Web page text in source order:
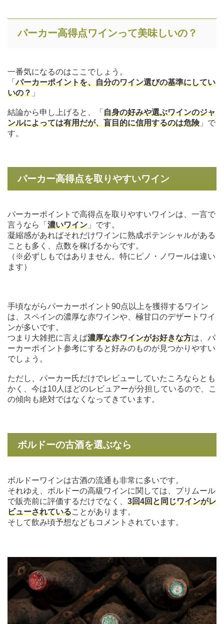
パーカー高得点ワインって美味しいの？
一番気になるのはここでしょう。
「パーカーポイントを、自分のワイン選びの基準にしてい
いの？ 」
結論から申し上げると、「 自身の好みや選ぶワインのジャ
ンルによっては有用だが、盲目的に信用するのは危険」で
す。
パーカー高得点を取りやすいワイン
パーカーポイントで高得点を取りやすいワインは、一言で
言うなら「 濃いワイン 」です。
凝縮感があればそれだけワインに熟成ポテンシャルがある
ことも多く、点数を稼げるからです。
（※必ずしもではありません。特にピノ・ノワールは違い
ます）
手頃ながらパーカーポイント90点以上を獲得するワイン
は、スペインの濃厚な赤ワインや、極甘口のデザートワイ
ンが多いです。
つまり大雑把に言えば濃厚な赤ワインがお好きな方は、パ
ーカーポイント参考にすると好みのものが見つかりやすい
でしょう。
ただし、パーカー氏だけでレビューしていたころならとも
かく、今は10人ほどのレビュアーが分担しているので、こ
の傾向も絶対ではなくなってきています。
ボルドーの古酒を選ぶなら
ボルドーワインは古酒の流通も非常に多いです。
それゆえ、ボルドーの高級ワインに関しては、プリムール
で販売前に評価するだけでなく、 3回4回と同じワインがレ
ビューされていることがあります。
そして飲み頃予想などもコメントされています。